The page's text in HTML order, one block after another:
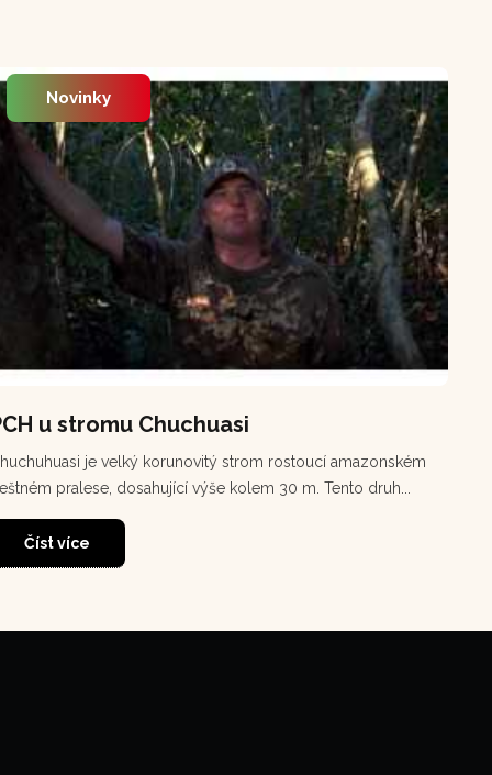
u stromu Chuchuasi
Novinky
je velký korunovitý strom rostoucí amazonském
pralese, dosahující výše kolem 30 m. Tento druh...
Číst více